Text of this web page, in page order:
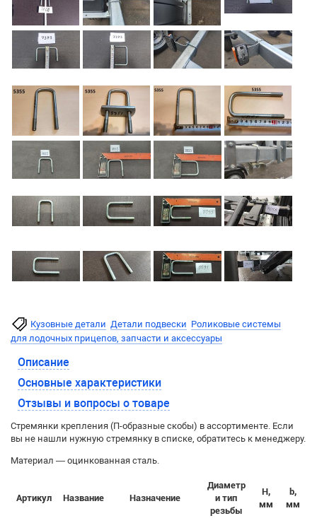
Кузовные детали Детали подвески Роликовые системы
для лодочных прицепов, запчасти и аксессуары
Описание
Основные характеристики
Отзывы и вопросы о товаре
Стремянки крепления (П-образные скобы) в ассортименте. Если
вы не нашли нужную стремянку в списке, обратитесь к менеджеру.
Материал — оцинкованная сталь.
Артикул Название Назначение
Диаметр
и тип
резьбы
H,
мм
b,
мм